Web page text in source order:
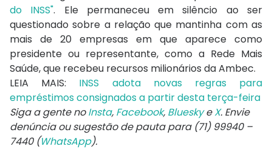
do INSS". Ele permaneceu em silêncio ao ser
questionado sobre a relação que mantinha com as
mais de 20 empresas em que aparece como
presidente ou representante, como a Rede Mais
Saúde, que recebeu recursos milionários da Ambec.
LEIA MAIS: INSS adota novas regras para
empréstimos consignados a partir desta terça-feira
Siga a gente noInsta, Facebook, BlueskyeX. Envie
denúncia ou sugestão de pauta para (71) 99940 –
7440 (WhatsApp).